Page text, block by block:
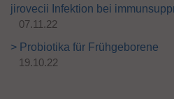
jirovecii Infektion bei
07.11.22
> Probiotika für Frühgeborene
19.10.22